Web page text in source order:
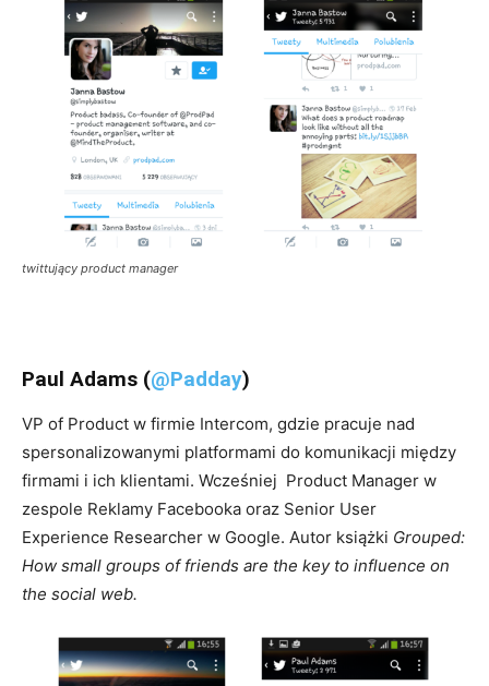
twittujący product manager
Paul Adams (@Padday)
VP of Product w firmie Intercom, gdzie pracuje nad
spersonalizowanymi platformami do komunikacji między
firmami i ich klientami. Wcześniej Product Manager w
zespole Reklamy Facebooka oraz Senior User
Experience Researcher w Google. Autor książki Grouped:
How small groups of friends are the key to influence on
the social web.